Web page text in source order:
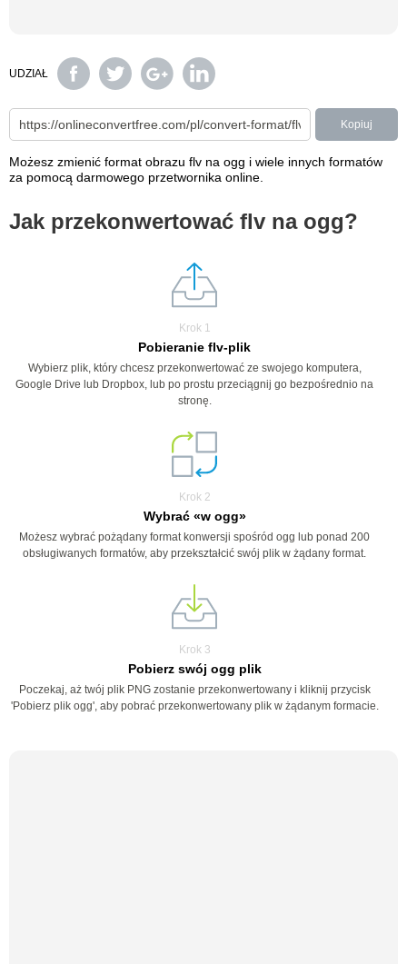
UDZIAŁ
Kopiuj
Możesz zmienić format obrazu flv na ogg i wiele innych formatów
za pomocą darmowego przetwornika online.
Jak przekonwertować flv na ogg?
Krok 1
Pobieranie flv-plik
Wybierz plik, który chcesz przekonwertować ze swojego komputera,
Google Drive lub Dropbox, lub po prostu przeciągnij go bezpośrednio na
stronę.
Krok 2
Wybrać «w ogg»
Możesz wybrać pożądany format konwersji spośród ogg lub ponad 200
obsługiwanych formatów, aby przekształcić swój plik w żądany format.
Krok 3
Pobierz swój ogg plik
Poczekaj, aż twój plik PNG zostanie przekonwertowany i kliknij przycisk
'Pobierz plik ogg', aby pobrać przekonwertowany plik w żądanym formacie.